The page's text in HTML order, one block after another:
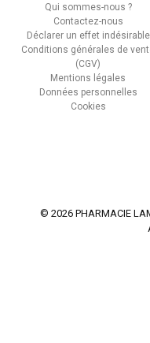
Qui sommes-nous ?
Contactez-nous
Déclarer un effet indésirable
Conditions générales de
(CGV)
Mentions légales
Données personnelles
Cookies
© 2026 PHARMACIE